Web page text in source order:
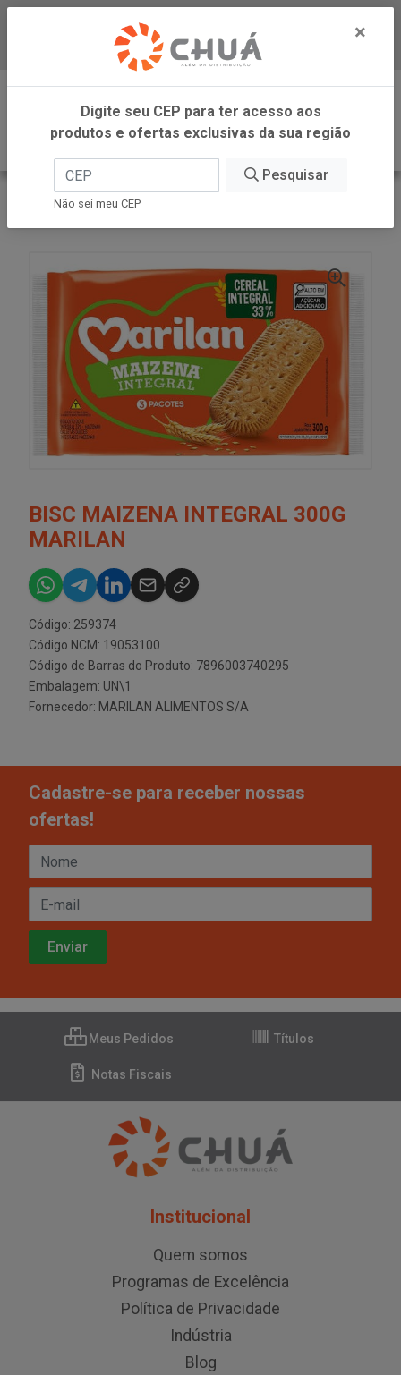
Baixe já nosso APP
0
INÍCIO
MARILAN
BISC MAIZENA INTEGRAL 300G
MARILAN
Código: 259374
Código NCM: 19053100
Código de Barras do Produto: 7896003740295
Embalagem: UN\1
Fornecedor: MARILAN ALIMENTOS S/A
Cadastre-se para receber nossas
ofertas!
Meus Pedidos Títulos
Notas Fiscais
Institucional
Quem somos
Programas de Excelência
Política de Privacidade
Indústria
Blog
×
Digite seu CEP para ter acesso aos
produtos e ofertas exclusivas da sua região
Pesquisar
Não sei meu CEP